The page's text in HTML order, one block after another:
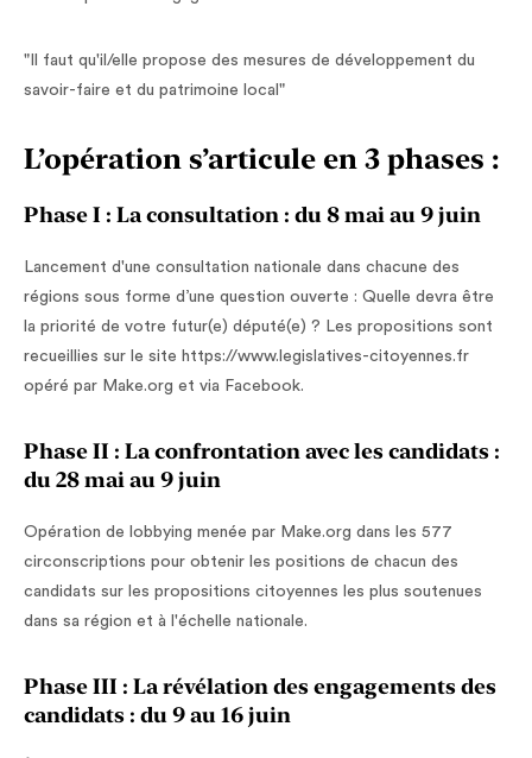
"Il faut qu'il/elle propose des mesures de développement du
savoir-faire et du patrimoine local"
L’opération s’articule en 3 phases :
Phase I : La consultation : du 8 mai au 9 juin
Lancement d'une consultation nationale dans chacune des
régions sous forme d’une question ouverte : Quelle devra être
la priorité de votre futur(e) député(e) ? Les propositions sont
recueillies sur le site https://www.legislatives-citoyennes.fr
opéré par Make.org et via Facebook.
Phase II : La confrontation avec les candidats :
du 28 mai au 9 juin
Opération de lobbying menée par Make.org dans les 577
circonscriptions pour obtenir les positions de chacun des
candidats sur les propositions citoyennes les plus soutenues
dans sa région et à l'échelle nationale.
Phase III : La révélation des engagements des
candidats : du 9 au 16 juin